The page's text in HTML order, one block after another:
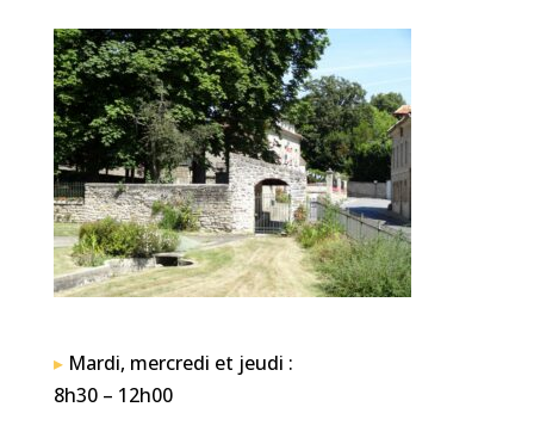
▸Mardi, mercredi et jeudi :
8h30 – 12h00